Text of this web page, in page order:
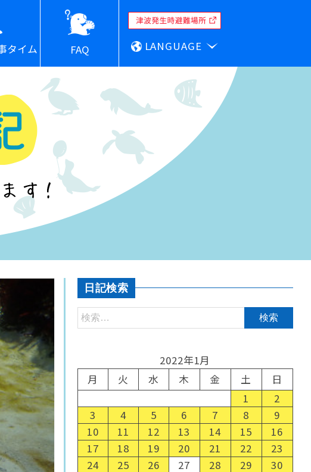
タイム FAQ LANGUAGE
日記検索
2022年1月
月
火 水 木 金 土
日
1
2
3
4 5 6 7 8
9
10
11 12 13 14 15
16
17
18 19 20 21 22
23
24
25 26 27 28 29
30